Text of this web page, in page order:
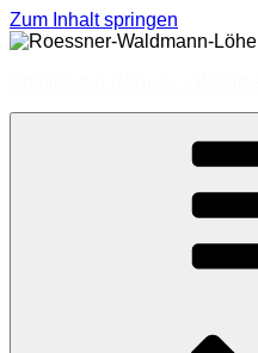
Zum Inhalt springen